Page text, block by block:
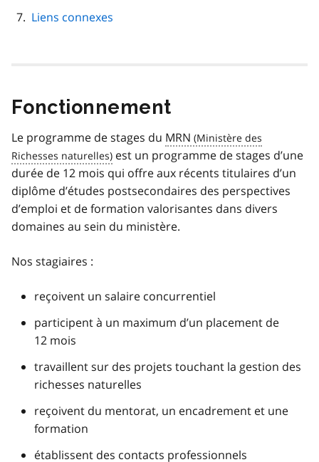
Liens connexes
Fonctionnement
Le programme de stages du MRN
est un programme de stages d’une
durée de 12 mois qui offre aux récents titulaires d’un
diplôme d’études postsecondaires des perspectives
d’emploi et de formation valorisantes dans divers
domaines au sein du ministère.
Nos stagiaires :
reçoivent un salaire concurrentiel
participent à un maximum d’un placement de
12 mois
travaillent sur des projets touchant la gestion des
richesses naturelles
reçoivent du mentorat, un encadrement et une
formation
établissent des contacts professionnels